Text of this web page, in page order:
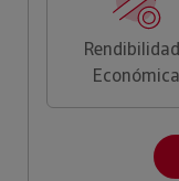
Económica